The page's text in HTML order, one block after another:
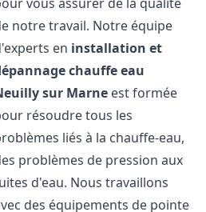
notre travail. Notre équipe
en installation et
chauffe eau
sur Marne est formée
résoudre tous les
liés à la chauffe-eau,
problèmes de pression aux
d'eau. Nous travaillons
des équipements de pointe